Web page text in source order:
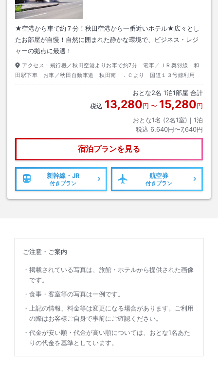
★空港から車で約７分！秋田空港から一番近いホテル★広々とし
たお部屋が自慢！自然に囲まれた静かな環境で、ビジネス・レジ
ャーの拠点に最適！
アクセス： 飛行機／秋田空港よりお車で約7分 電車／ＪＲ奥羽線 和
田駅下車 お車／秋田自動車道 秋田南Ｉ．Ｃより 国道１３号線利用
おとな2名 1泊1部屋 合計
税込 13,280円 〜 15,280円
おとな1名 (2名1室)｜ 1泊
税込 6,640円〜7,640円
宿泊プランを見る
新幹線・JR
付きプラン
航空券
付きプラン
ご注意・ご案内
掲載されている写真は、旅館・ホテルから提供された画像
です。
食事・客室等の写真は一例です。
上記の情報、料金等は変更になる場合があります。ご利用
の際はお客様ご自身で事前にご確認ください。
代金が安い順・代金が高い順については、おとな1名あた
りの代金を基準としています。